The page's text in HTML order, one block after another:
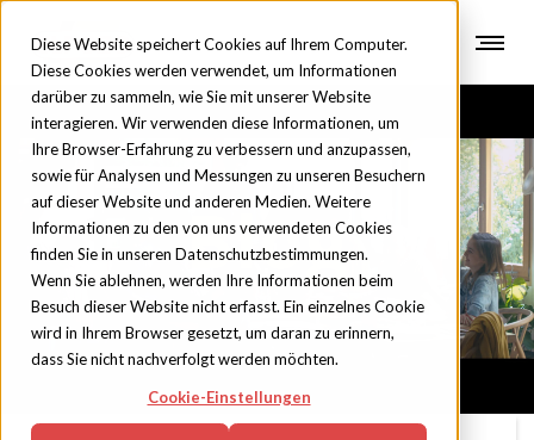
Diese Website speichert Cookies auf Ihrem Computer.
Diese Cookies werden verwendet, um Informationen
darüber zu sammeln, wie Sie mit unserer Website
interagieren. Wir verwenden diese Informationen, um
Ihre Browser-Erfahrung zu verbessern und anzupassen,
sowie für Analysen und Messungen zu unseren Besuchern
auf dieser Website und anderen Medien. Weitere
Informationen zu den von uns verwendeten Cookies
finden Sie in unseren Datenschutzbestimmungen.
Wenn Sie ablehnen, werden Ihre Informationen beim
Besuch dieser Website nicht erfasst. Ein einzelnes Cookie
wird in Ihrem Browser gesetzt, um daran zu erinnern,
dass Sie nicht nachverfolgt werden möchten.
Cookie-Einstellungen
Blog